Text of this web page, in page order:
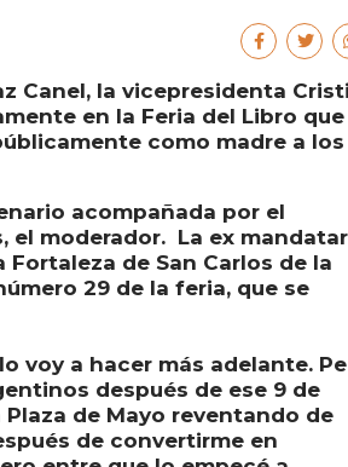
Canel, la vicepresidenta
en la Feria del Libro que
como madre a los
acompañada por el
el moderador. La ex
de San Carlos de la
29 de la feria, que se
voy a hacer más adelante.
después de ese 9 de
de Mayo reventando de
de convertirme en